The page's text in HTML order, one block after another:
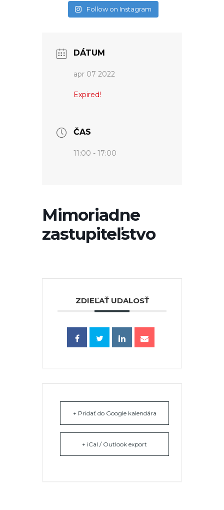
Follow on Instagram
DÁTUM
apr 07 2022
Expired!
ČAS
11:00 - 17:00
Mimoriadne
zastupiteľstvo
ZDIEĽAŤ UDALOSŤ
+ Pridať do Google kalendára
+ iCal / Outlook export